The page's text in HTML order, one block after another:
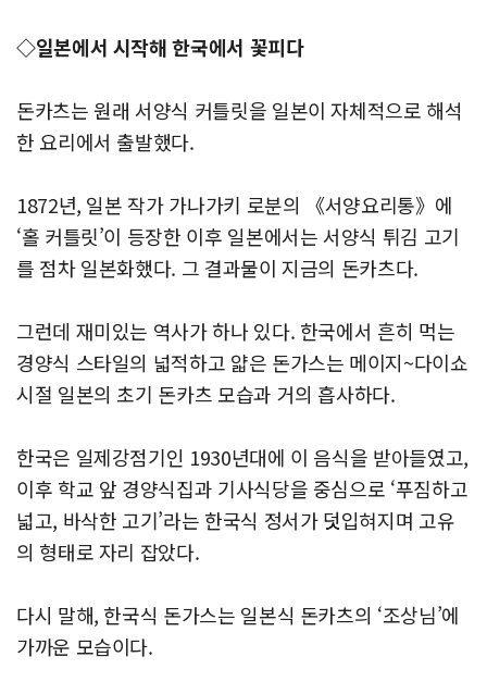
◇일본에서 시작해 한국에서 꽃피다
돈카츠는 원래 서양식 커틀릿을 일본이 자체적으로 해석
한 요리에서 출발했다.
1872년, 일본 작가 가나가키 로분의 《서양요리통》에
‘홀 커틀릿’이 등장한 이후 일본에서는 서양식 튀김 고기
를 점차 일본화했다. 그 결과물이 지금의 돈카츠다.
그런데 재미있는 역사가 하나 있다. 한국에서 흔히 먹는
경양식 스타일의 넓적하고 얇은 돈가스는 메이지~다이쇼
시절 일본의 초기 돈카츠 모습과 거의 흡사하다.
한국은 일제강점기인 1930년대에 이 음식을 받아들였고,
이후 학교 앞 경양식집과 기사식당을 중심으로 ‘푸짐하고
넓고, 바삭한 고기’라는 한국식 정서가 덧입혀지며 고유
의 형태로 자리 잡았다.
다시 말해, 한국식 돈가스는 일본식 돈카츠의 ‘조상님’에
가까운 모습이다.